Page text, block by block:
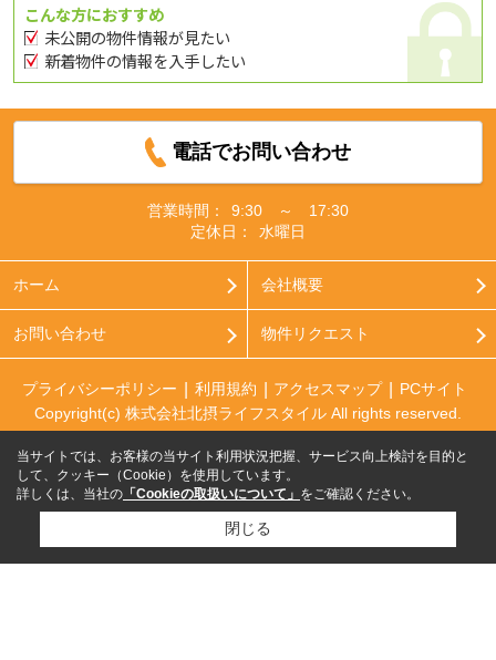
こんな方におすすめ
未公開の物件情報が見たい
新着物件の情報を入手したい
電話でお問い合わせ
営業時間：
9:30 ～ 17:30
定休日：
水曜日
ホーム 会社概要
お問い合わせ 物件リクエスト
プライバシーポリシー 利用規約 アクセスマップ
PCサイト
Copyright(c) 株式会社北摂ライフスタイル All rights reserved.
当サイトでは、お客様の当サイト利用状況把握、サービス向上検討を目的と
して、クッキー（Cookie）を使用しています。
詳しくは、当社の 「Cookieの取扱いについて」 をご確認ください。
閉じる